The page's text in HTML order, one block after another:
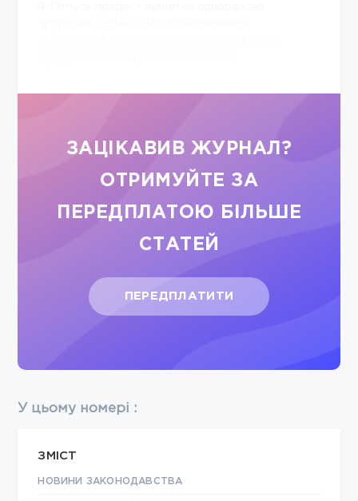
ЗАЦІКАВИВ ЖУРНАЛ?
ОТРИМУЙТЕ ЗА
ПЕРЕДПЛАТОЮ БІЛЬШЕ
СТАТЕЙ
ПЕРЕДПЛАТИТИ
У цьому номері :
ЗМІСТ
НОВИНИ ЗАКОНОДАВСТВА